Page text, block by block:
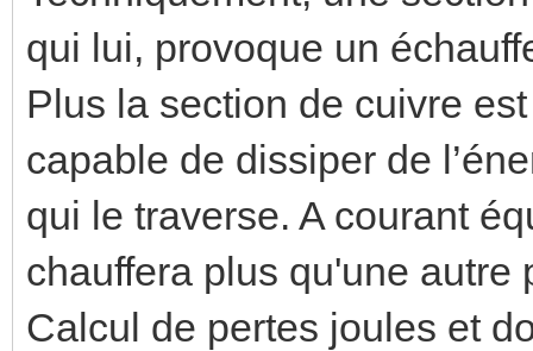
qui lui, provoque un
Plus la section de cuivre
capable de dissiper de
qui le traverse. A courant
chauffera plus qu'une autre
Calcul de pertes joules et